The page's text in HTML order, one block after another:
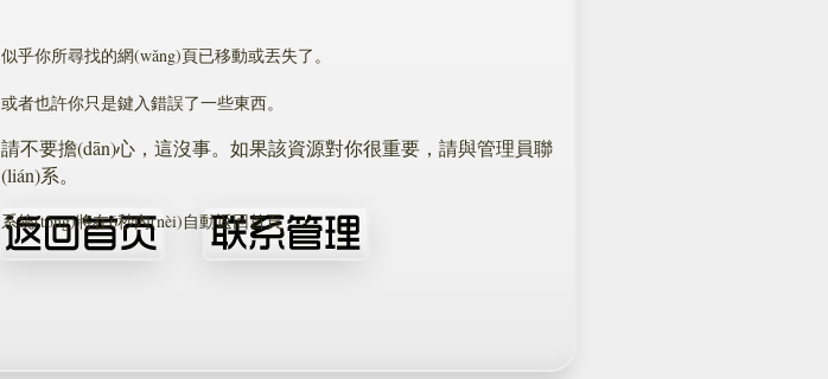
似乎你所尋找的網(wǎng)頁已移動或丟失了。
或者也許你只是鍵入錯誤了一些東西。
請不要擔(dān)心，這沒事。如果該資源對你很重要，請與管理員聯
(lián)系。
系統(tǒng)將在6秒內(nèi)自動返回首頁